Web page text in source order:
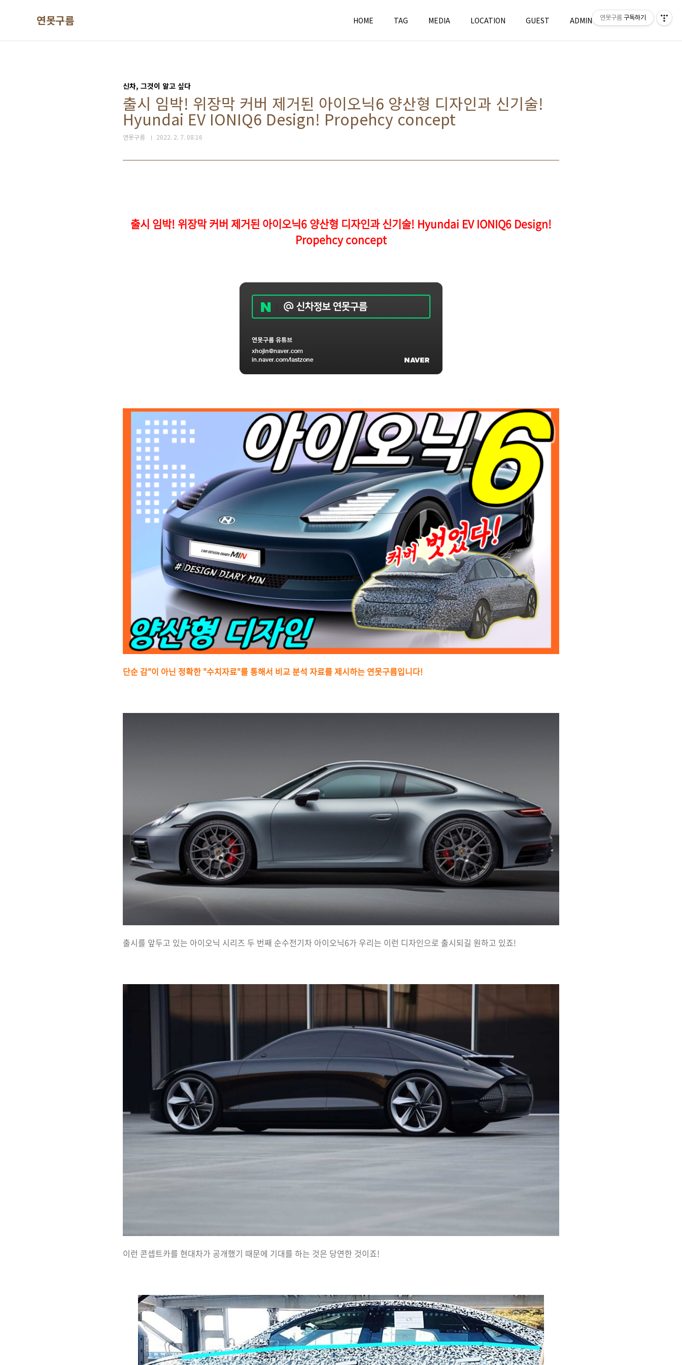
연못구름 HOME TAG MEDIA LOCATION GUEST ADMIN WRITE
신차, 그것이 알고 싶다
출시 임박! 위장막 커버 제거된 아이오닉6 양산형 디자인과 신기술!
Hyundai EV IONIQ6 Design! Propehcy concept
연못구름 2022. 2. 7. 08:16
출시 임박! 위장막 커버 제거된 아이오닉6 양산형 디자인과 신기술! Hyundai EV IONIQ6 Design!
Propehcy concept
단순 감"이 아닌 정확한 "수치자료"를 통해서 비교 분석 자료를 제시하는 연못구름입니다!
출시를 앞두고 있는 아이오닉 시리즈 두 번째 순수전기차 아이오닉6가 우리는 이런 디자인으로 출시되길 원하고 있죠!
이런 콘셉트카를 현대차가 공개했기 때문에 기대를 하는 것은 당연한 것이죠!
연못구름 구독하기